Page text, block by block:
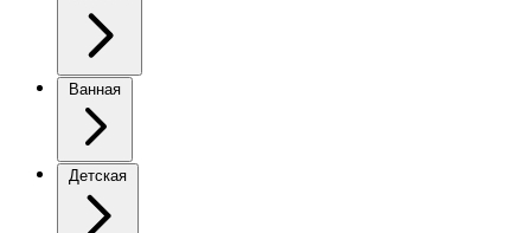
Ванная
Детская